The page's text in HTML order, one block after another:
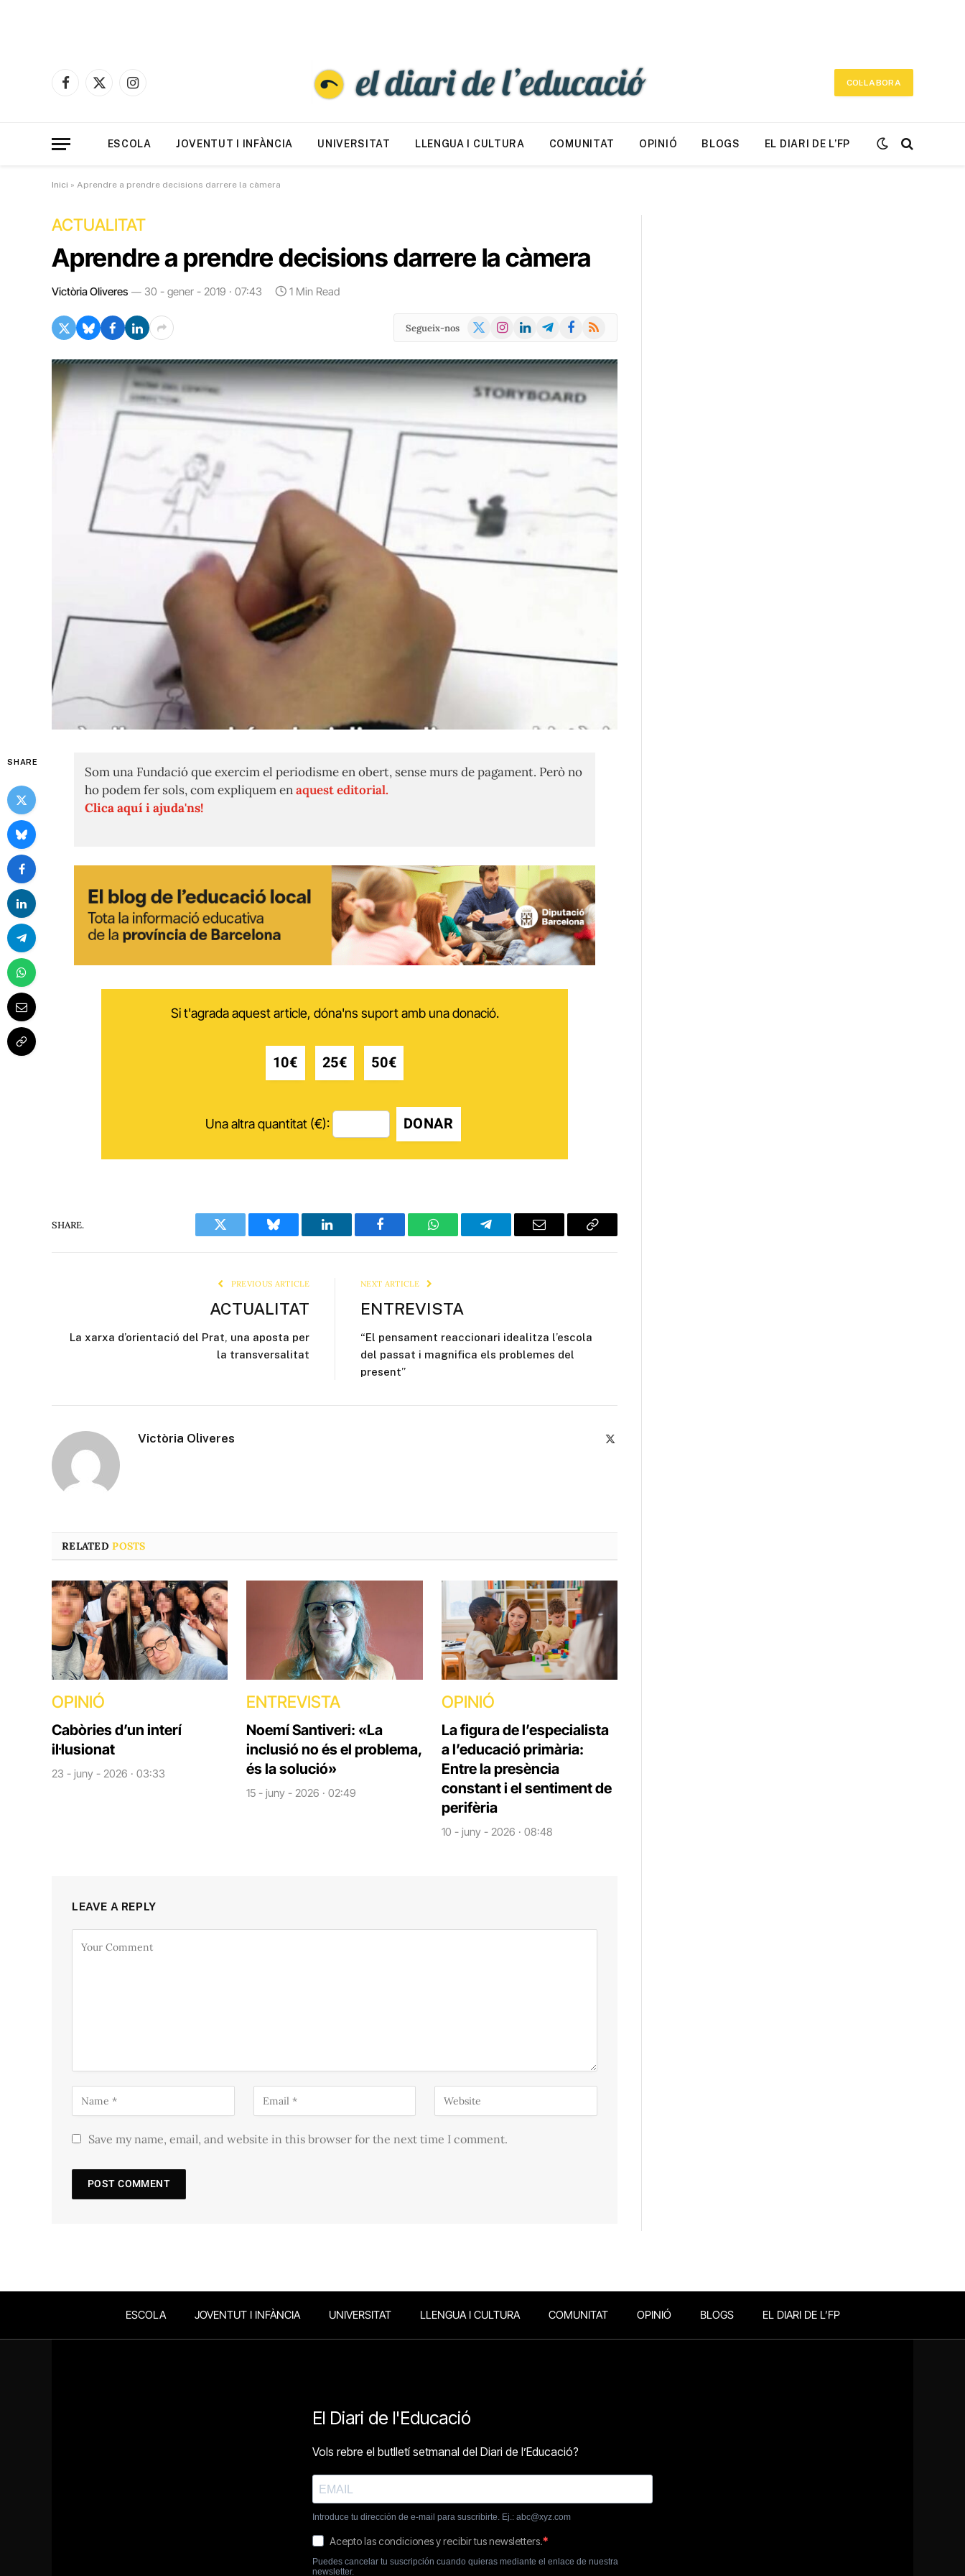
Facebook
X
Instagram
COL·LABORA
ESCOLA JOVENTUT I INFÀNCIA UNIVERSITAT LLENGUA I CULTURA COMUNITAT OPINIÓ BLOGS EL DIARI DE L’FP
Inici » Aprendre a prendre decisions darrere la càmera
ACTUALITAT
Aprendre a prendre decisions darrere la càmera
Victòria Oliveres 30 - gener - 2019 · 07:43 1 Min Read
Segueix-nos
X
Instagram
LinkedInTelegramFacebook
RSS
SHARE
Som una Fundació que exercim el periodisme en obert, sense murs de pagament. Però no
ho podem fer sols, com expliquem enaquest editorial.
Clica aquí i ajuda'ns!
Si t'agrada aquest article, dóna'ns suport amb una donació.
10€ 25€ 50€
Una altra quantitat (€): DONAR
SHARE.
Twitter Bluesky LinkedIn Facebook WhatsAppTelegram Email
Copy
PREVIOUS ARTICLE
ACTUALITAT
La xarxa d’orientació del Prat, una aposta per
la transversalitat
NEXT ARTICLE
ENTREVISTA
“El pensament reaccionari idealitza l’escola
del passat i magnifica els problemes del
present”
Victòria Oliveres
RELATEDPOSTS
OPINIÓ
Cabòries d’un interí
il·lusionat
23 - juny - 2026 · 03:33
ENTREVISTA
Noemí Santiveri: «La
inclusió no és el problema,
és la solució»
15 - juny - 2026 · 02:49
OPINIÓ
La figura de l’especialista
a l’educació primària:
Entre la presència
constant i el sentiment de
perifèria
10 - juny - 2026 · 08:48
LEAVE A REPLY
Save my name, email, and website in this browser for the next time I comment.
ESCOLA JOVENTUT I INFÀNCIA UNIVERSITAT LLENGUA I CULTURA COMUNITAT OPINIÓ BLOGS EL DIARI DE L’FP